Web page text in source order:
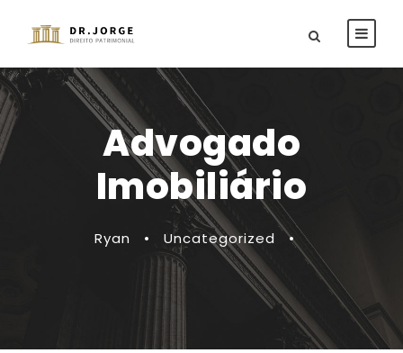
Advogado
Imobiliário
Ryan • Uncategorized •